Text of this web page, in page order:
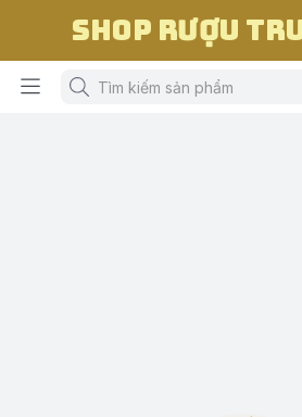
Shop Rượu